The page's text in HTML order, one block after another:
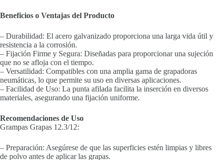
Beneficios o Ventajas del Producto
– Durabilidad: El acero galvanizado proporciona una larga vida útil y
resistencia a la corrosión.
– Fijación Firme y Segura: Diseñadas para proporcionar una sujeción
que no se afloja con el tiempo.
– Versatilidad: Compatibles con una amplia gama de grapadoras
neumáticas, lo que permite su uso en diversas aplicaciones.
– Facilidad de Uso: La punta afilada facilita la inserción en diversos
materiales, asegurando una fijación uniforme.
Recomendaciones de Uso
Grampas Grapas 12.3/12:
– Preparación: Asegúrese de que las superficies estén limpias y libres
de polvo antes de aplicar las grapas.